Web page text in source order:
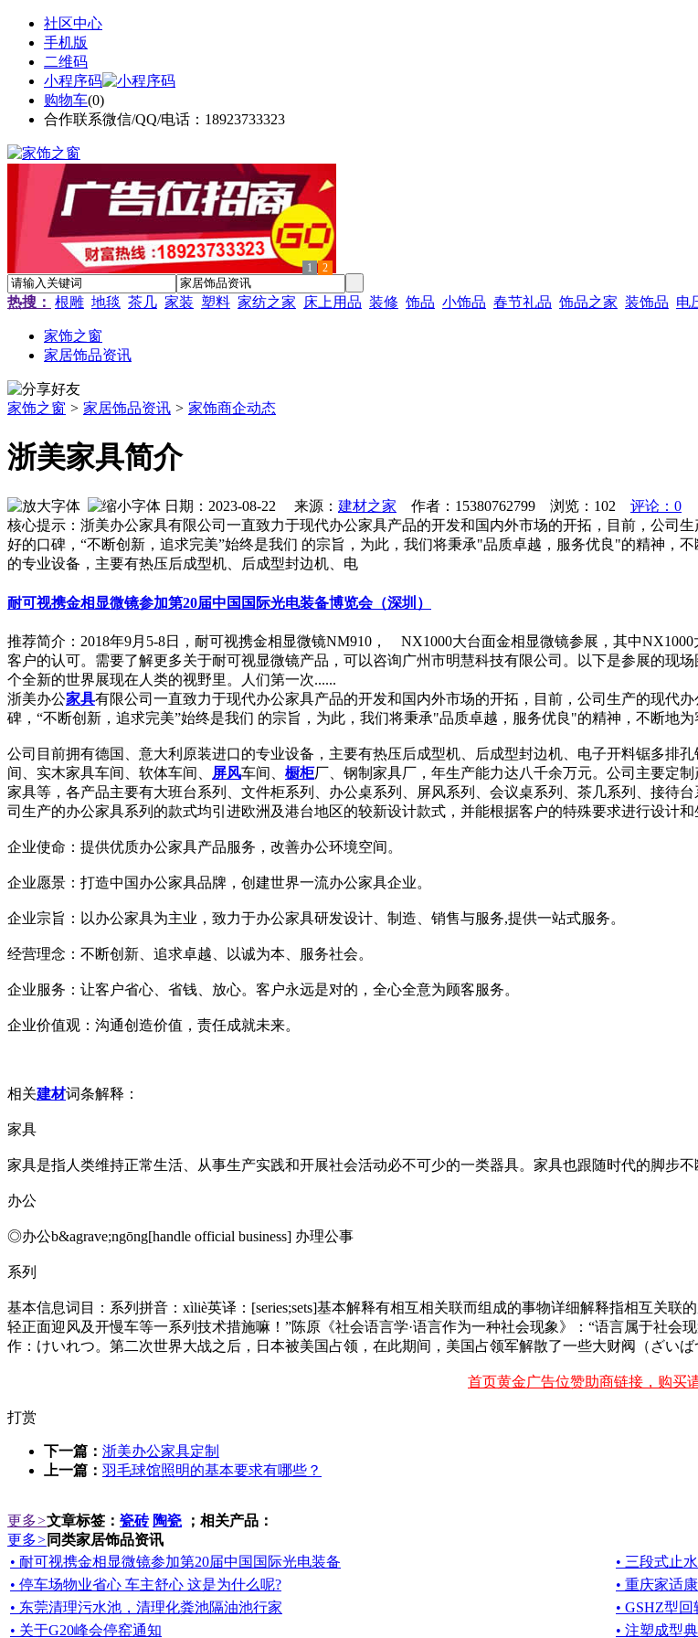
社区中心
手机版
二维码
小程序码
购物车(0)
合作联系微信/QQ/电话：18923733323
1 2
热搜： 根雕 地毯 茶几 家装 塑料 家纺之家 床上用品 装修 饰品 小饰品 春节礼品 饰品之家 装饰品 电
家饰之窗
家居饰品资讯
家饰之窗 > 家居饰品资讯 > 家饰商企动态
浙美家具简介
日期：2023-08-22 来源： 建材之家 作者：15380762799 浏览： 102
评论：0
核心提示：浙美办公家具有限公司一直致力于现代办公家具产品的开发和国内外市场的开拓，目前，公司
好的口碑，“不断创新，追求完美”始终是我们 的宗旨，为此，我们将秉承"品质卓越，服务优良"的精神，
的专业设备，主要有热压后成型机、后成型封边机、电
耐可视携金相显微镜参加第20届中国国际光电装备博览会（深圳）
推荐简介：2018年9月5-8日，耐可视携金相显微镜NM910， NX1000大台面金相显微镜参展，其中
客户的认可。需要了解更多关于耐可视显微镜产品，可以咨询广州市明慧科技有限公司。以下是参展的现
个全新的世界展现在人类的视野里。人们第一次......
浙美办公家具有限公司一直致力于现代办公家具产品的开发和国内外市场的开拓，目前，公司生产的现代
碑，“不断创新，追求完美”始终是我们 的宗旨，为此，我们将秉承"品质卓越，服务优良"的精神，不断地为
公司目前拥有德国、意大利原装进口的专业设备，主要有热压后成型机、后成型封边机、电子开料锯多排
间、实木家具车间、软体车间、
屏风车间、 橱柜厂、钢制家具厂，年生产能力达八千余万元。公司主要定
家具等，各产品主要有大班台系列、文件柜系列、办公桌系列、屏风系列、会议桌系列、茶几系列、接待台
司生产的办公家具系列的款式均引进欧洲及港台地区的较新设计款式，并能根据客户的特殊要求进行设计和
企业使命：提供优质办公家具产品服务，改善办公环境空间。
企业愿景：打造中国办公家具品牌，创建世界一流办公家具企业。
企业宗旨：以办公家具为主业，致力于办公家具研发设计、制造、销售与服务,提供一站式服务。
经营理念：不断创新、追求卓越、以诚为本、服务社会。
企业服务：让客户省心、省钱、放心。客户永远是对的，全心全意为顾客服务。
企业价值观：沟通创造价值，责任成就未来。
相关建材词条解释：
家具
家具是指人类维持正常生活、从事生产实践和开展社会活动必不可少的一类器具。家具也跟随时代的脚步
办公
◎办公b&agrave;ngōng[handle official business] 办理公事
系列
基本信息词目：系列拼音：xìliè英译：[series;sets]基本解释有相互相关联而组成的事物详细解释指相互关
轻正面迎风及开慢车等一系列技术措施嘛！”陈原《社会语言学·语言作为一种社会现象》：“语言属于社会
作：けいれつ。第二次世界大战之后，日本被美国占领，在此期间，美国占领军解散了一些大财阀（ざいば
首页黄金广告位赞助商链接，购买
打赏
下一篇： 浙美办公家具定制
上一篇： 羽毛球馆照明的基本要求有哪些？
更多>文章标签： 瓷砖 陶瓷 ；相关产品：
更多> 同类家居饰品资讯
• 耐可视携金相显微镜参加第20届中国国际光电装备
• 三段式止
• 停车场物业省心 车主舒心 这是为什么呢?
• 重庆家适
• 东莞清理污水池，清理化粪池隔油池行家
• GSHZ型
• 关于G20峰会停窑通知
• 注塑成型